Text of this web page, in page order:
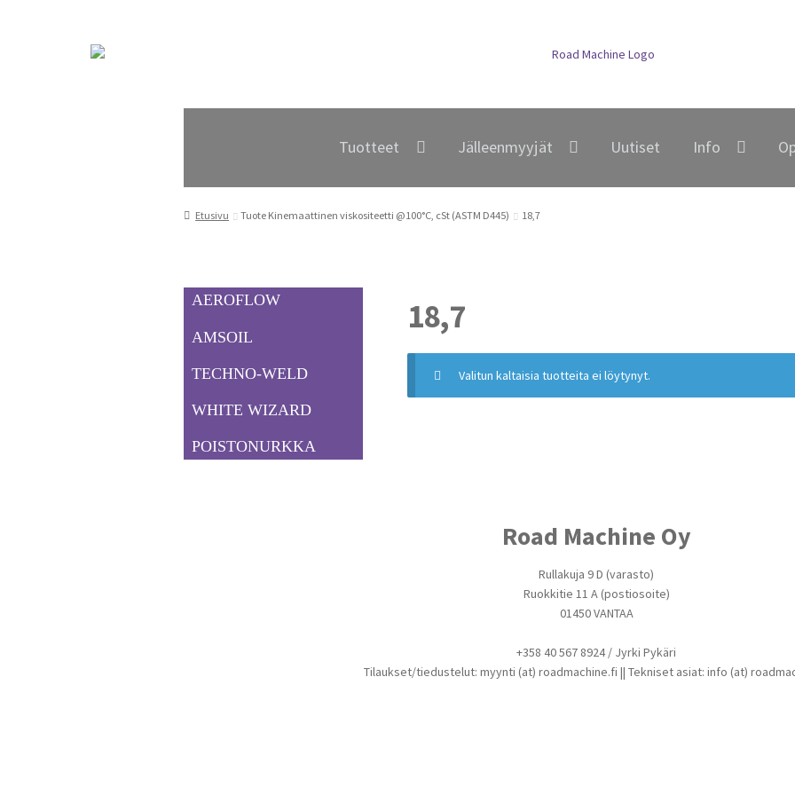
Tuotteet Jälleenmyyjät Uutiset Info
Etusivu Tuote Kinemaattinen viskositeetti @100°C, cSt (ASTM D445) 18,7
18,7
Valitun kaltaisia tuotteita ei löytynyt.
AEROFLOW
AMSOIL
TECHNO-WELD
WHITE WIZARD
POISTONURKKA
Road Machine Oy
Rullakuja 9 D (varasto)
Ruokkitie 11 A (postiosoite)
01450 VANTAA
+358 40 567 8924 / Jyrki Pykäri
Tilaukset/tiedustelut: myynti (at) roadmachine.fi || Tekniset asiat: info (at)